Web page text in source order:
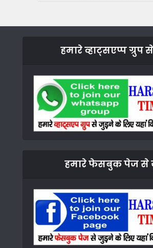
हमारे व्हाट्सएप्प ग्रुप
हमारे फेसबुक पेज से